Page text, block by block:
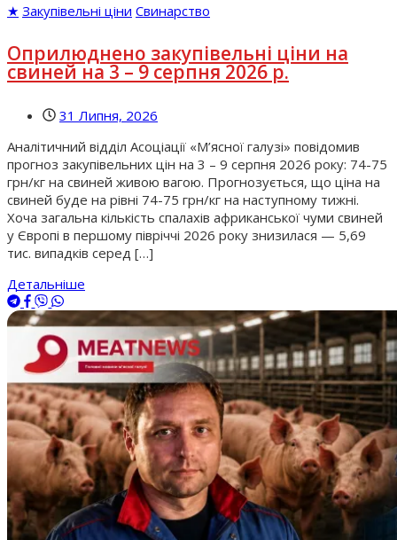
★ Закупівельні ціни Свинарство
Оприлюднено закупівельні ціни на
свиней на 3 – 9 серпня 2026 р.
31 Липня, 2026
Аналітичний відділ Асоціації «М’ясної галузі» повідомив
прогноз закупівельних цін на 3 – 9 серпня 2026 року: 74-75
грн/кг на свиней живою вагою. Прогнозується, що ціна на
свиней буде на рівні 74-75 грн/кг на наступному тижні.
Хоча загальна кількість спалахів африканської чуми свиней
у Європі в першому півріччі 2026 року знизилася — 5,69
тис. випадків серед […]
Детальніше